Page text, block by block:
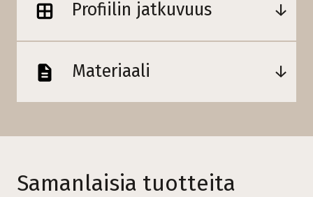
Profiilin jatkuvuus
Materiaali
Samanlaisia tuotteita